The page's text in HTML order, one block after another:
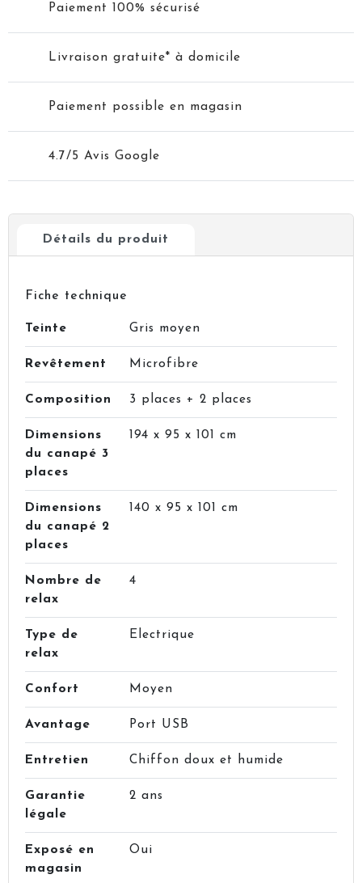
Paiement 100% sécurisé
Livraison gratuite* à domicile
Paiement possible en magasin
4.7/5 Avis Google
Détails du produit
Fiche technique
Teinte Gris moyen
Revêtement Microfibre
Composition 3 places + 2 places
Dimensions
du canapé 3
places
194 x 95 x 101 cm
Dimensions
du canapé 2
places
140 x 95 x 101 cm
Nombre de
relax
4
Type de
relax
Electrique
Confort Moyen
Avantage Port USB
Entretien Chiffon doux et humide
Garantie
légale
2 ans
Exposé en
magasin
Oui